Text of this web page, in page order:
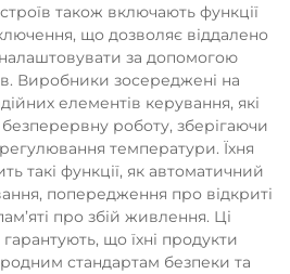
також включають функції
що дозволяє віддалено
за допомогою
Виробники зосереджені на
елементів керування, які
роботу, зберігаючи
температури. Їхня
такі функції, як автоматичний
попередження про відкриті
про збій живлення. Ці
що їхні продукти
стандартам безпеки та